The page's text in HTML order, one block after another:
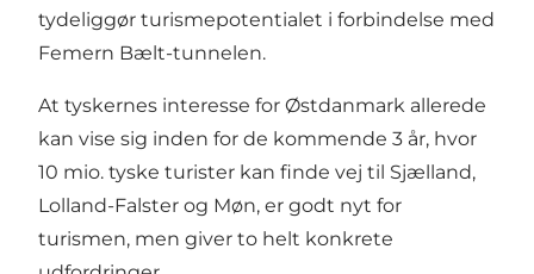
tydeliggør turismepotentialet i forbindelse med
Femern Bælt-tunnelen.
At tyskernes interesse for Østdanmark allerede
kan vise sig inden for de kommende 3 år, hvor
10 mio. tyske turister kan finde vej til Sjælland,
Lolland-Falster og Møn, er godt nyt for
turismen, men giver to helt konkrete